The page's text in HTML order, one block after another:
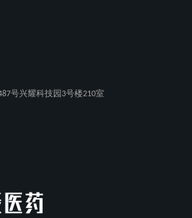
号兴耀科技园3号楼210室